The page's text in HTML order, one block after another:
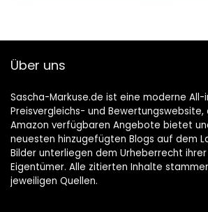
Über uns
Sascha-Markuse.de ist eine moderne
Preisvergleichs- und
Amazon verfügbaren Angebote bietet
neuesten hinzugefügten Blogs auf dem
Bilder unterliegen dem Urheberrecht
Eigentümer. Alle zitierten Inhalte
jeweiligen Quellen.